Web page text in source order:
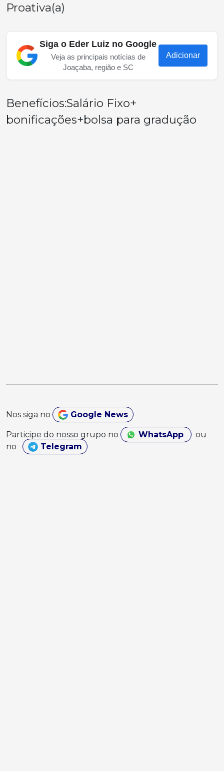
Proativa(a)
Siga o Eder Luiz no Google
Veja as principais notícias de
Joaçaba, região e SC
Adicionar
Benefícios:Salário Fixo+
bonificações+bolsa para gradução
Nos siga no Google News
Participe do nosso grupo no WhatsApp
ou
no
Telegram